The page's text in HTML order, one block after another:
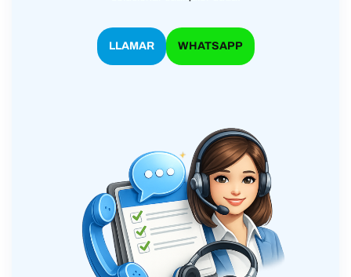
LLAMAR WHATSAPP